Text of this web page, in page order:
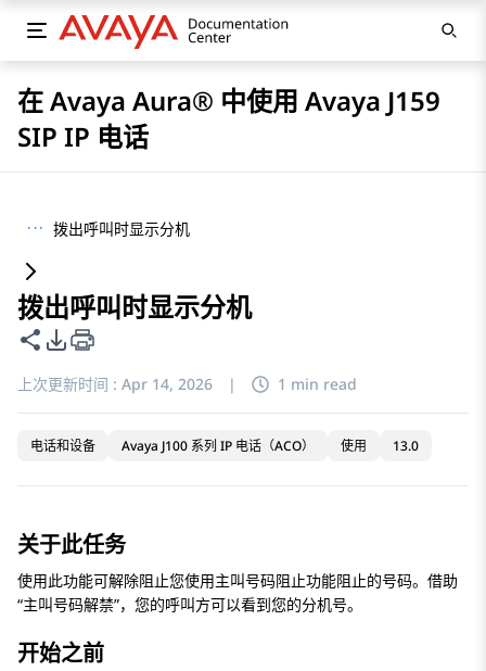
在 Avaya Aura® 中使用 Avaya J159
SIP IP 电话
··· 拨出呼叫时显示分机
拨出呼叫时显示分机
共享此页面
PDF 导出选项
上次更新时间 : Apr 14, 2026 | 1 min read
电话和设备 Avaya J100 系列 IP 电话（ACO） 使用 13.0
关于此任务
使用此功能可解除阻止您使用主叫号码阻止功能阻止的号码。借助
“主叫号码解禁”，您的呼叫方可以看到您的分机号。
开始之前